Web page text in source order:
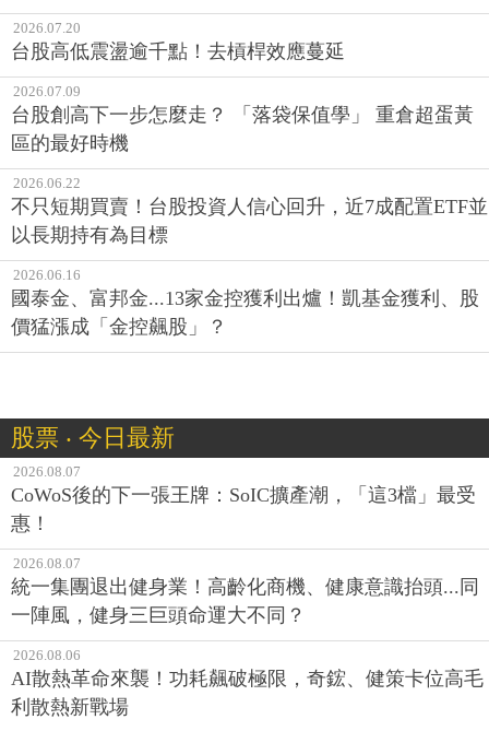
2026.07.20
台股高低震盪逾千點！去槓桿效應蔓延
2026.07.09
台股創高下一步怎麼走？ 「落袋保值學」 重倉超蛋黃
區的最好時機
2026.06.22
不只短期買賣！台股投資人信心回升，近7成配置ETF並
以長期持有為目標
2026.06.16
國泰金、富邦金...13家金控獲利出爐！凱基金獲利、股
價猛漲成「金控飆股」？
股票 ‧ 今日最新
2026.08.07
CoWoS後的下一張王牌：SoIC擴產潮，「這3檔」最受
惠！
2026.08.07
統一集團退出健身業！高齡化商機、健康意識抬頭...同
一陣風，健身三巨頭命運大不同？
2026.08.06
AI散熱革命來襲！功耗飆破極限，奇鋐、健策卡位高毛
利散熱新戰場